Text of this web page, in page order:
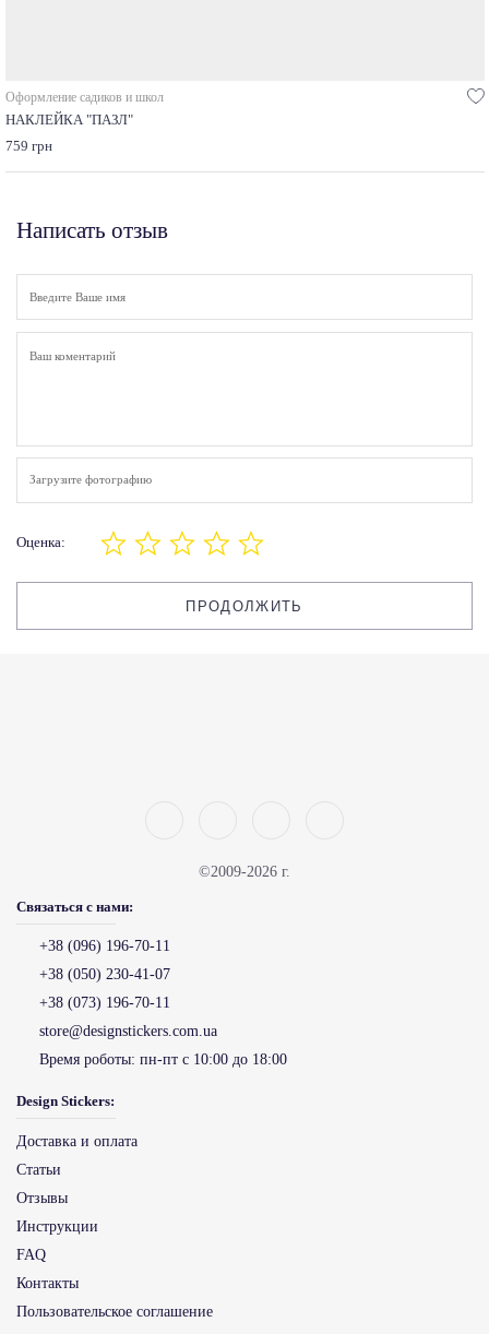
Оформление садиков и школ
НАКЛЕЙКА "ПАЗЛ"
759 грн
Написать отзыв
Загрузите фотографию
Оценка:
ПРОДОЛЖИТЬ
©2009-2026 г.
Связаться с нами:
+38 (096) 196-70-11
+38 (050) 230-41-07
+38 (073) 196-70-11
store@designstickers.com.ua
Время роботы: пн-пт с 10:00 до 18:00
Design Stickers:
Доставка и оплата
Статьи
Отзывы
Инструкции
FAQ
Контакты
Пользовательское соглашение